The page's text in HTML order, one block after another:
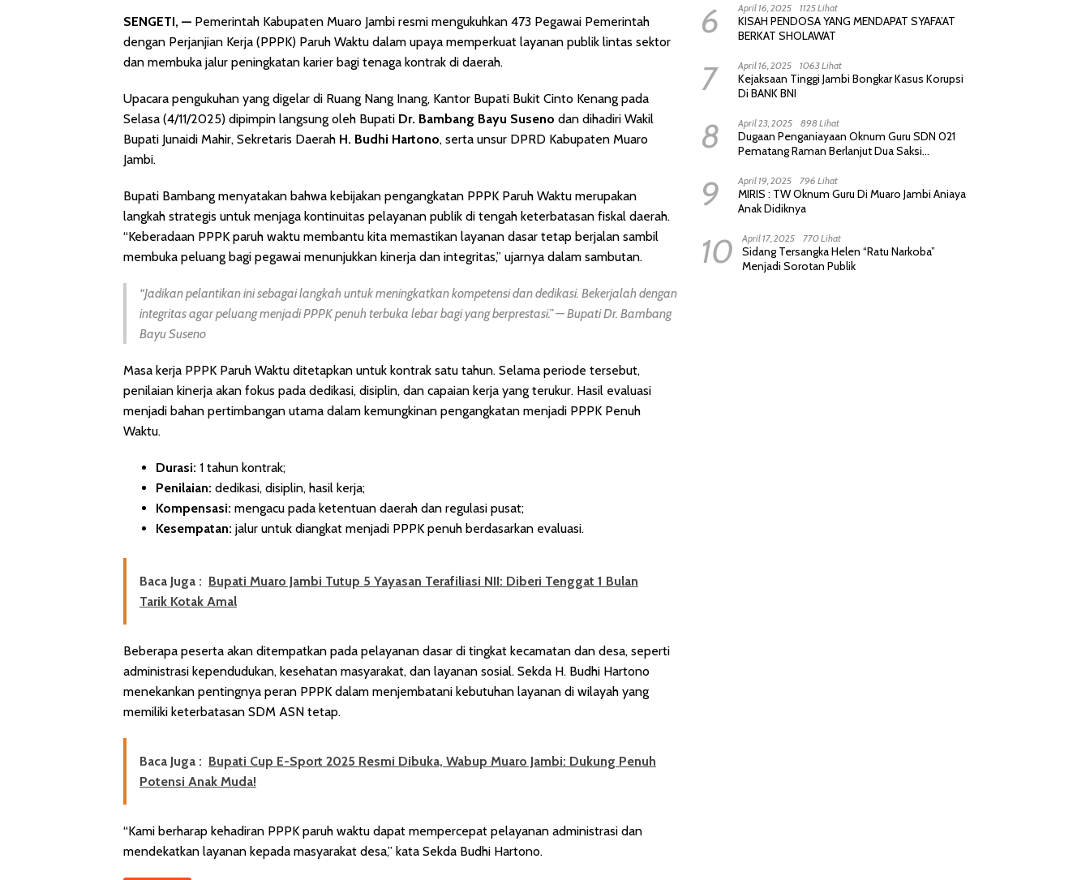
SENGETI, — Pemerintah Kabupaten Muaro Jambi resmi mengukuhkan 473 Pegawai Pemerintah
dengan Perjanjian Kerja (PPPK) Paruh Waktu dalam upaya memperkuat layanan publik lintas sektor
dan membuka jalur peningkatan karier bagi tenaga kontrak di daerah.
Upacara pengukuhan yang digelar di Ruang Nang Inang, Kantor Bupati Bukit Cinto Kenang pada
Selasa (4/11/2025) dipimpin langsung oleh Bupati Dr. Bambang Bayu Suseno dan dihadiri Wakil
Bupati Junaidi Mahir, Sekretaris Daerah H. Budhi Hartono, serta unsur DPRD Kabupaten Muaro
Jambi.
Bupati Bambang menyatakan bahwa kebijakan pengangkatan PPPK Paruh Waktu merupakan
langkah strategis untuk menjaga kontinuitas pelayanan publik di tengah keterbatasan fiskal daerah.
“Keberadaan PPPK paruh waktu membantu kita memastikan layanan dasar tetap berjalan sambil
membuka peluang bagi pegawai menunjukkan kinerja dan integritas,” ujarnya dalam sambutan.
“Jadikan pelantikan ini sebagai langkah untuk meningkatkan kompetensi dan dedikasi. Bekerjalah dengan
integritas agar peluang menjadi PPPK penuh terbuka lebar bagi yang berprestasi.” —Bupati Dr. Bambang
Bayu Suseno
Masa kerja PPPK Paruh Waktu ditetapkan untuk kontrak satu tahun. Selama periode tersebut,
penilaian kinerja akan fokus pada dedikasi, disiplin, dan capaian kerja yang terukur. Hasil evaluasi
menjadi bahan pertimbangan utama dalam kemungkinan pengangkatan menjadi PPPK Penuh
Waktu.
Durasi: 1 tahun kontrak;
Penilaian: dedikasi, disiplin, hasil kerja;
Kompensasi: mengacu pada ketentuan daerah dan regulasi pusat;
Kesempatan: jalur untuk diangkat menjadi PPPK penuh berdasarkan evaluasi.
Baca Juga : Bupati Muaro Jambi Tutup 5 Yayasan Terafiliasi NII: Diberi Tenggat 1 Bulan
Tarik Kotak Amal
Beberapa peserta akan ditempatkan pada pelayanan dasar di tingkat kecamatan dan desa, seperti
administrasi kependudukan, kesehatan masyarakat, dan layanan sosial. Sekda H. Budhi Hartono
menekankan pentingnya peran PPPK dalam menjembatani kebutuhan layanan di wilayah yang
memiliki keterbatasan SDM ASN tetap.
Baca Juga : Bupati Cup E-Sport 2025 Resmi Dibuka, Wabup Muaro Jambi: Dukung Penuh
Potensi Anak Muda!
“Kami berharap kehadiran PPPK paruh waktu dapat mempercepat pelayanan administrasi dan
mendekatkan layanan kepada masyarakat desa,” kata Sekda Budhi Hartono.
6 April 16, 2025 1125 Lihat
KISAH PENDOSA YANG MENDAPAT SYAFA’AT
BERKAT SHOLAWAT
7 April 16, 2025 1063 Lihat
Kejaksaan Tinggi Jambi Bongkar Kasus Korupsi
Di BANK BNI
8 April 23, 2025 898 Lihat
Dugaan Penganiayaan Oknum Guru SDN 021
Pematang Raman Berlanjut Dua Saksi
9 April 19, 2025 796 Lihat
MIRIS : TW Oknum Guru Di Muaro Jambi Aniaya
Anak Didiknya
10 April 17, 2025 770 Lihat
Sidang Tersangka Helen “Ratu Narkoba”
Menjadi Sorotan Publik